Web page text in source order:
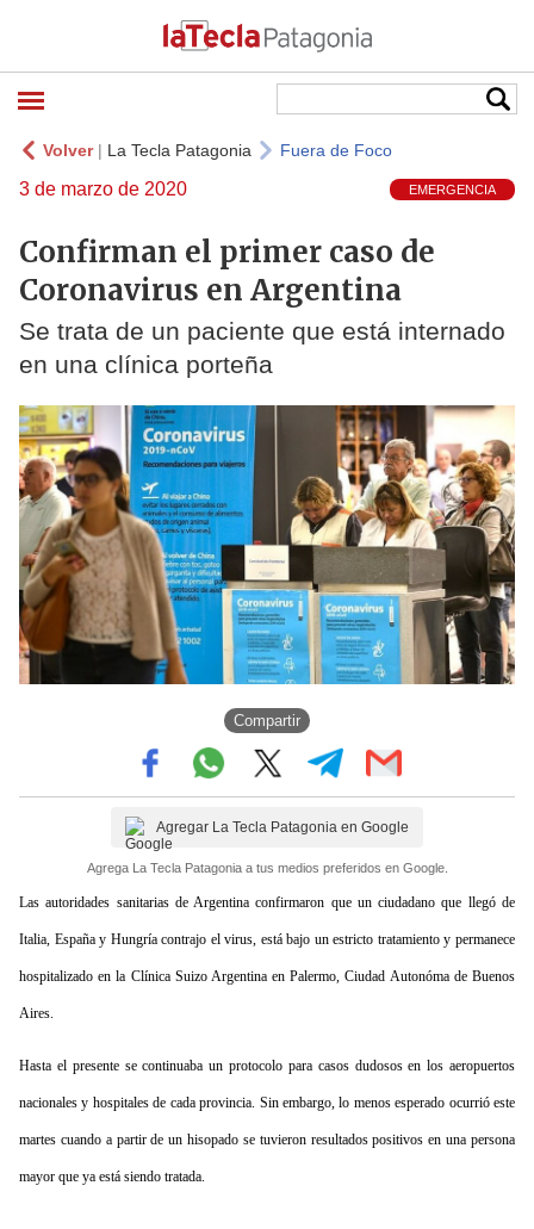
Volver| La Tecla Patagonia Fuera de Foco
3 de marzo de 2020 EMERGENCIA
Confirman el primer caso de
Coronavirus en Argentina
Se trata de un paciente que está internado
en una clínica porteña
Compartir
Agregar La Tecla Patagonia en Google
Agrega La Tecla Patagonia a tus medios preferidos en Google.
Las autoridades sanitarias de Argentina confirmaron que un ciudadano que llegó de
Italia, España y Hungría contrajo el virus, está bajo un estricto tratamiento y permanece
hospitalizado en la Clínica Suizo Argentina en Palermo, Ciudad Autonóma de Buenos
Aires.
Hasta el presente se continuaba un protocolo para casos dudosos en los aeropuertos
nacionales y hospitales de cada provincia. Sin embargo, lo menos esperado ocurrió este
martes cuando a partir de un hisopado se tuvieron resultados positivos en una persona
mayor que ya está siendo tratada.